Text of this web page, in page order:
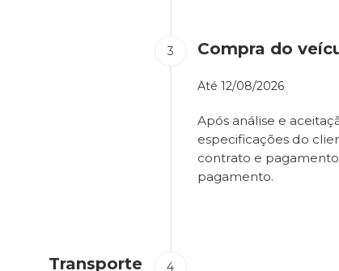
Compra do
Até 12/08/2026
Após análise e
especificações do
contrato e
pagamento.
Transporte